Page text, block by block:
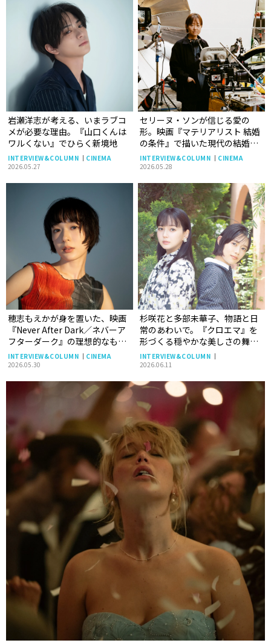
岩瀬洋志が考える、いまラブコ
メが必要な理由。『山口くんは
ワルくない』でひらく新境地
INTERVIEW&COLUMN
CINEMA
2026.05.27
セリーヌ・ソンが信じる愛の
形。映画『マテリアリスト 結婚
の条件』で描いた現代の結婚へ
の疑問
INTERVIEW&COLUMN
CINEMA
2026.05.28
穂志もえかが身を置いた、映画
『Never After Dark／ネバーア
フターダーク』の理想的なもの
づくりの現場。
INTERVIEW&COLUMN
CINEMA
2026.05.30
杉咲花と多部未華子、物語と日
常のあわいで。『クロエマ』を
形づくる穏やかな美しさの舞台
裏
INTERVIEW&COLUMN
2026.06.11